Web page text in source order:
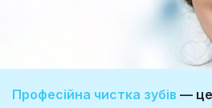
Професійна чистка зубів — це